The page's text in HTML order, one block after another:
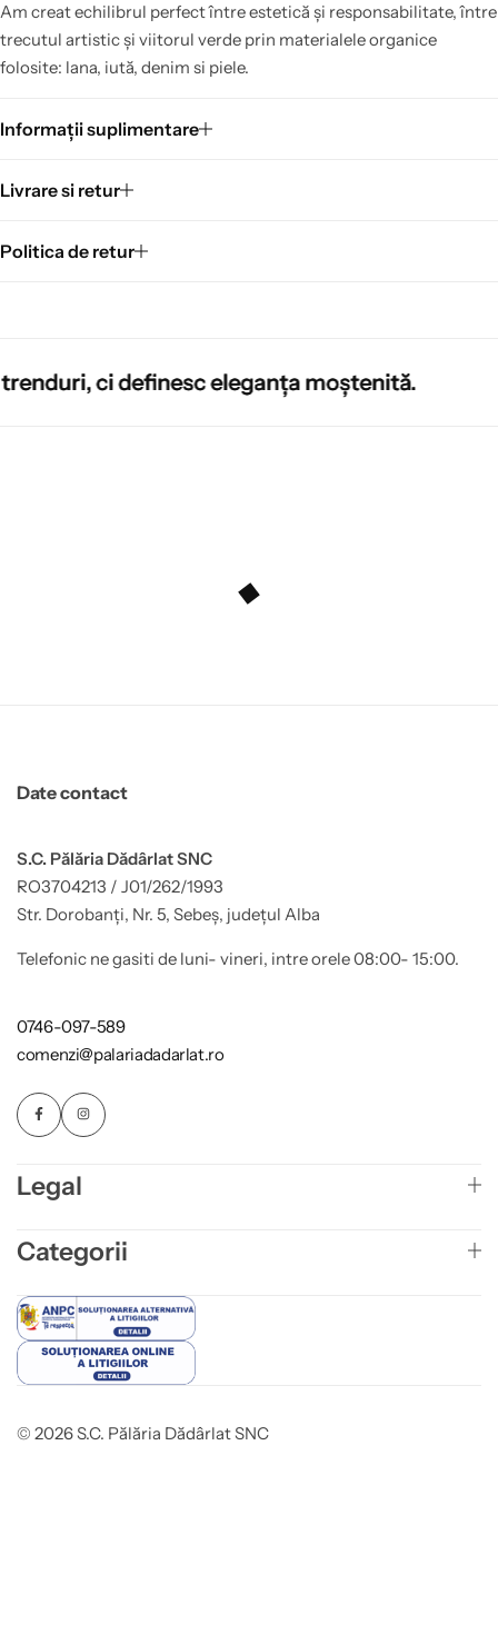
Am creat echilibrul perfect între estetică și responsabilitate, între
trecutul artistic și viitorul verde prin materialele organice
folosite: lana, iută, denim si piele.
Informații suplimentare
Livrare si retur
Politica de retur
eleganța moștenită.
eleganța moștenită.
eleganța moștenită.
Date contact
S.C. Pălăria Dădârlat SNC
RO3704213 / J01/262/1993
Str. Dorobanți, Nr. 5, Sebeș, județul Alba
Telefonic ne gasiti de luni- vineri, intre orele 08:00- 15:00.
0746-097-589
comenzi@palariadadarlat.ro
Legal
Categorii
© 2026 S.C. Pălăria Dădârlat SNC